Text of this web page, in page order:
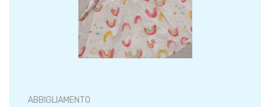
ABBIGLIAMENTO